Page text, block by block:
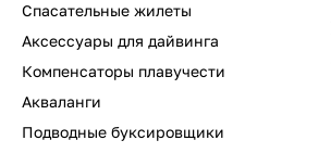
Спасательные жилеты
Аксессуары для дайвинга
Компенсаторы плавучести
Акваланги
Подводные буксировщики